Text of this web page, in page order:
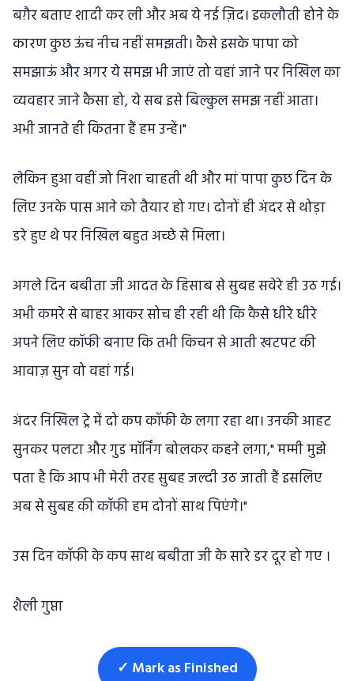
बग़ैर बताए शादी कर ली और अब ये नई ज़िद। इकलौती होने के
कारण कुछ ऊंच नीच नहीं समझती। कैसे इसके पापा को
समझाऊं और अगर ये समझ भी जाएं तो वहां जाने पर निखिल का
व्यवहार जाने कैसा हो, ये सब इसे बिल्कुल समझ नहीं आता।
अभी जानते ही कितना हैं हम उन्हें।"
लेकिन हुआ वहीं जो निशा चाहती थी और मां पापा कुछ दिन के
लिए उनके पास आने को तैयार हो गए। दोनों ही अंदर से थोड़ा
डरे हुए थे पर निखिल बहुत अच्छे से मिला।
अगले दिन बबीता जी आदत के हिसाब से सुबह सवेरे ही उठ गई।
अभी कमरे से बाहर आकर सोच ही रही थी कि कैसे धीरे धीरे
अपने लिए कॉफी बनाए कि तभी किचन से आती खटपट की
आवाज़ सुन वो वहां गई।
अंदर निखिल ट्रे में दो कप कॉफी के लगा रहा था। उनकी आहट
सुनकर पलटा और गुड मॉर्निंग बोलकर कहने लगा," मम्मी मुझे
पता है कि आप भी मेरी तरह सुबह जल्दी उठ जाती हैं इसलिए
अब से सुबह की कॉफी हम दोनों साथ पिएंगे।"
उस दिन कॉफी के कप साथ बबीता जी के सारे डर दूर हो गए ।
शैली गुप्ता
✓ Mark as Finished